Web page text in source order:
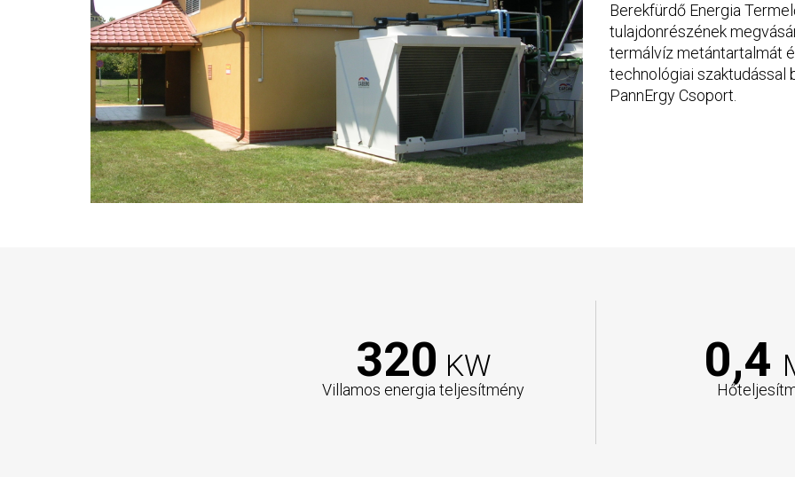
Berekfürdő Energia
tulajdonrészének
termálvíz metántartalmát
technológiai
PannErgy Csoport.
320 KW
Villamos energia teljesítmény
0,4